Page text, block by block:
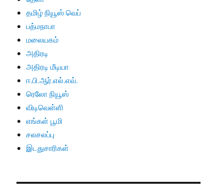
தமிழ் நியூஸ் வெப்
பத்மநாபா
மலையகம்
அதிரடி
அதிரடி மீடியா
ஈ.பி.ஆர்.எல்.எவ்.
ரெலோ நியூஸ்
விடிவெள்ளி
எங்கள் பூமி
சலசலப்பு
இடதுசாரிகள்